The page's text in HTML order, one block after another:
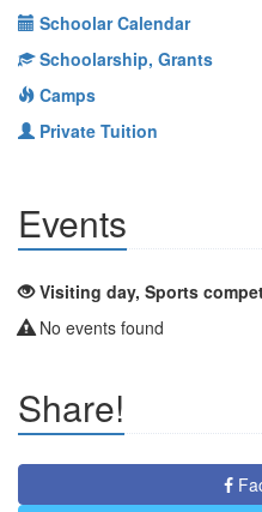
Schoolar Calendar
Schoolarship, Grants
Camps
Private Tuition
Events
Visiting day, Sports
No events found
Share!